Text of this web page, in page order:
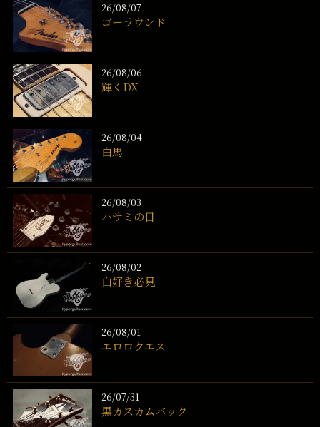
26/08/07
ゴーラウンド
26/08/06
輝くDX
26/08/04
白馬
26/08/03
ハサミの日
26/08/02
白好き必見
26/08/01
エロロクエス
26/07/31
黒カスカムバック